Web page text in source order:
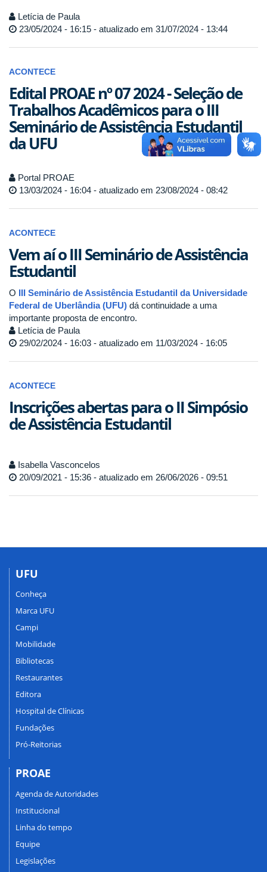
Letícia de Paula
23/05/2024 - 16:15 - atualizado em 31/07/2024 - 13:44
ACONTECE
Edital PROAE nº 07 2024 - Seleção de
Trabalhos Acadêmicos para o III
Seminário de Assistência Estudantil
da UFU
Portal PROAE
13/03/2024 - 16:04 - atualizado em 23/08/2024 - 08:42
ACONTECE
Vem aí o III Seminário de Assistência
Estudantil
O III Seminário de Assistência Estudantil da Universidade
Federal de Uberlândia (UFU) dá continuidade a uma
importante proposta de encontro.
Letícia de Paula
29/02/2024 - 16:03 - atualizado em 11/03/2024 - 16:05
ACONTECE
Inscrições abertas para o II Simpósio
de Assistência Estudantil
Isabella Vasconcelos
20/09/2021 - 15:36 - atualizado em 26/06/2026 - 09:51
UFU
Conheça
Marca UFU
Campi
Mobilidade
Bibliotecas
Restaurantes
Editora
Hospital de Clínicas
Fundações
Pró-Reitorias
PROAE
Agenda de Autoridades
Institucional
Linha do tempo
Equipe
Legislações